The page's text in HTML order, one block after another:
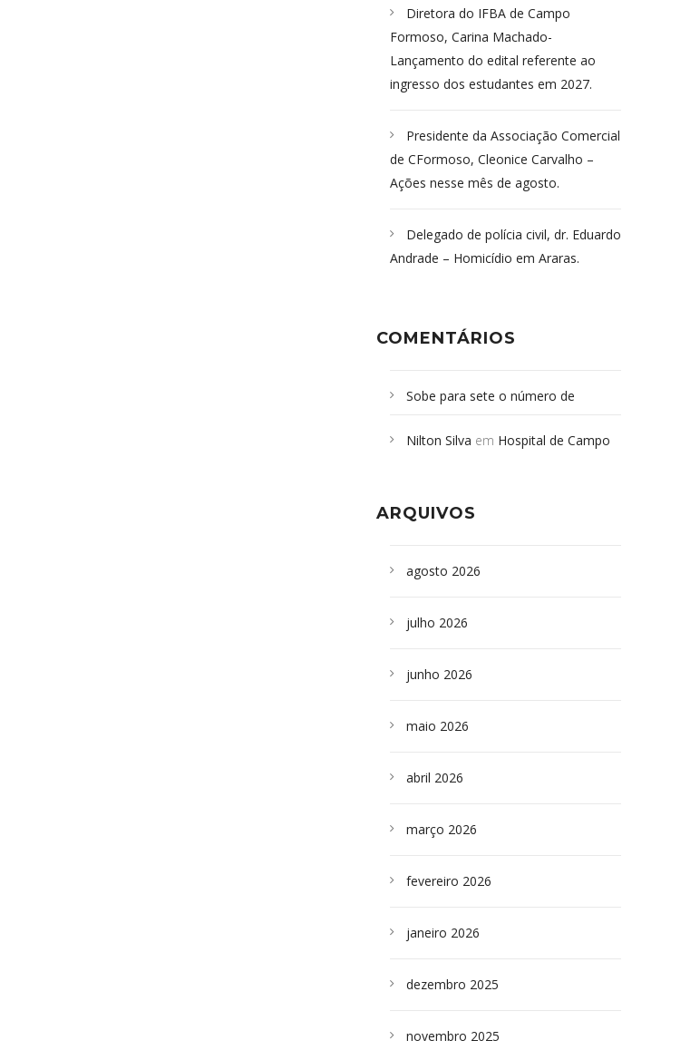
Diretora do IFBA de Campo
Formoso, Carina Machado-
Lançamento do edital referente ao
ingresso dos estudantes em 2027.
Presidente da Associação Comercial
de CFormoso, Cleonice Carvalho –
Ações nesse mês de agosto.
Delegado de polícia civil, dr. Eduardo
Andrade – Homicídio em Araras.
COMENTÁRIOS
Sobe para sete o número de
desabamento em São Paulo - Revista
sepultados em SP
Nilton Silva em Hospital de Campo
ARQUIVOS
agosto 2026
julho 2026
junho 2026
maio 2026
abril 2026
março 2026
fevereiro 2026
janeiro 2026
dezembro 2025
novembro 2025